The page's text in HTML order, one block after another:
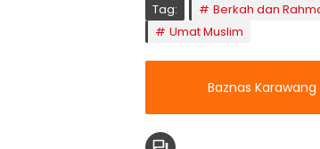
Tag: Berkah dan
Umat Muslim
Baznas